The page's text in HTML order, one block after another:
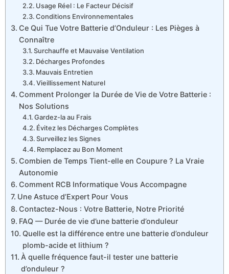
Usage Réel : Le Facteur Décisif
Conditions Environnementales
Ce Qui Tue Votre Batterie d’Onduleur : Les Pièges à
Connaître
Surchauffe et Mauvaise Ventilation
Décharges Profondes
Mauvais Entretien
Vieillissement Naturel
Comment Prolonger la Durée de Vie de Votre Batterie :
Nos Solutions
Gardez-la au Frais
Évitez les Décharges Complètes
Surveillez les Signes
Remplacez au Bon Moment
Combien de Temps Tient-elle en Coupure ? La Vraie
Autonomie
Comment RCB Informatique Vous Accompagne
Une Astuce d’Expert Pour Vous
Contactez-Nous : Votre Batterie, Notre Priorité
FAQ — Durée de vie d’une batterie d’onduleur
Quelle est la différence entre une batterie d’onduleur
plomb-acide et lithium ?
À quelle fréquence faut-il tester une batterie
d’onduleur ?